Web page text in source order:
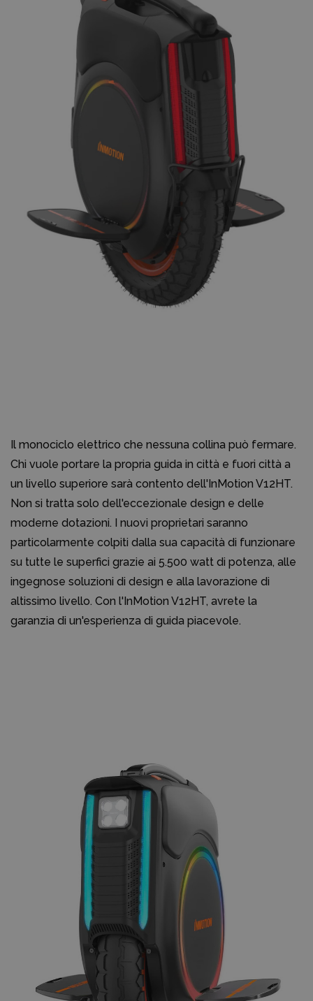
Il monociclo elettrico che nessuna collina può fermare.
Chi vuole portare la propria guida in città e fuori città a
un livello superiore sarà contento dell'InMotion V12HT.
Non si tratta solo dell'eccezionale design e delle
moderne dotazioni. I nuovi proprietari saranno
particolarmente colpiti dalla sua capacità di funzionare
su tutte le superfici grazie ai 5.500 watt di potenza, alle
ingegnose soluzioni di design e alla lavorazione di
altissimo livello. Con l'InMotion V12HT, avrete la
garanzia di un'esperienza di guida piacevole.